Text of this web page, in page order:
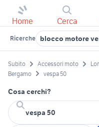
Home Cerca
Ricerche blocco motore
Subito Accessori moto
Bergamo
vespa 50
Cosa cerchi?